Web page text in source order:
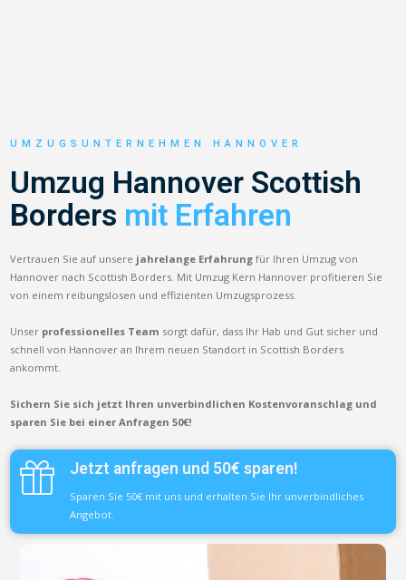
UMZUGSUNTERNEHMEN HANNOVER
Umzug Hannover Scottish
Borders mit Erfahren
Vertrauen Sie auf unsere jahrelange Erfahrung für Ihren Umzug von
Hannover nach Scottish Borders. Mit Umzug Kern Hannover profitieren Sie
von einem reibungslosen und effizienten Umzugsprozess.
Unser professionelles Team sorgt dafür, dass Ihr Hab und Gut sicher und
schnell von Hannover an Ihrem neuen Standort in Scottish Borders
ankommt.
Sichern Sie sich jetzt Ihren unverbindlichen Kostenvoranschlag und
sparen Sie bei einer Anfragen 50€!
Jetzt anfragen und 50€ sparen!
Sparen Sie 50€ mit uns und erhalten Sie Ihr unverbindliches
Angebot.